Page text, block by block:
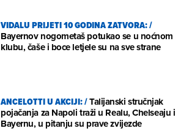
VIDALU PRIJETI 10 GODINA ZATVORA:/
Bayernov nogometaš potukao se u noćnom
klubu, čaše i boce letjele su na sve strane
ANCELOTTI U AKCIJI:/Talijanski stručnjak
pojačanja za Napoli traži u Realu, Chelseaju i
Bayernu, u pitanju su prave zvijezde